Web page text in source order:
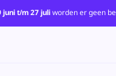
juni t/m 27 juliworden er geen